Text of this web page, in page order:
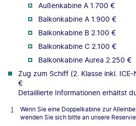
Außenkabine A 1.700 €
Balkonkabine A 1.900 €
Balkonkabine B 2.100 €
Balkonkabine C 2.100 €
Balkonkabine Aurea 2.250 €
Zug zum Schiff (2. Klasse inkl.
€
Detaillierte Informationen erhältst
Wenn Sie eine Doppelkabine zur
wenden Sie sich bitte an unsere